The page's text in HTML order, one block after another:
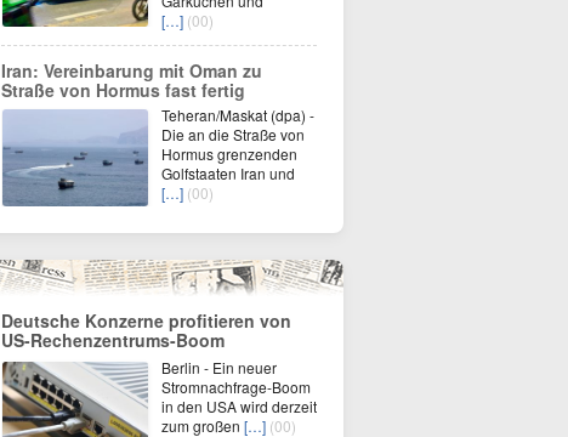
[…] (00)
Iran: Vereinbarung mit Oman zu
Straße von Hormus fast fertig
Teheran/Maskat (dpa) -
Die an die Straße von
Hormus grenzenden
Golfstaaten Iran und
[…] (00)
Deutsche Konzerne profitieren von
US-Rechenzentrums-Boom
Berlin - Ein neuer
Stromnachfrage-Boom
in den USA wird derzeit
zum großen […] (00)